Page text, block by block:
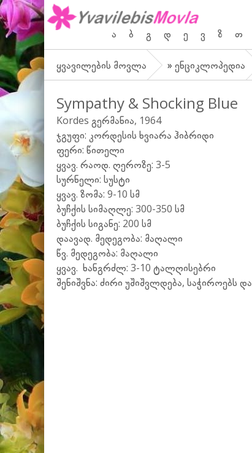
ა ბ გ დ ე ვ ზ თ
ყვავილების მოვლა » ენციკლოპედია
Sympathy & Shocking Blue
Kordes გერმანია, 1964
ჯგუფი: კორდესის ხვიარა ჰიბრიდი
ფერი: წითელი
ყვავ. რაოდ. ღეროზე: 3-5
სურნელი: სუსტი
ყვავ. ზომა: 9-10 სმ
ბუჩქის სიმაღლე: 300-350 სმ
ბუჩქის სიგანე: 200 სმ
დაავად. მედეგობა: მაღალი
წვ. მედეგობა: მაღალი
ყვავ. ხანგრძლ: 3-10 ტალღისებრი
შენიშვნა: ძირი უშიშვლდება, საჭიროებს